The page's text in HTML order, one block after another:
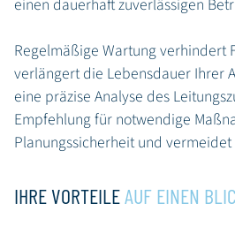
einen dauerhaft zuverlässigen
Regelmäßige Wartung verhindert
verlängert die Lebensdauer Ihrer
eine präzise Analyse des
Empfehlung für notwendige
Planungssicherheit und
IHRE VORTEILEAUF EINEN